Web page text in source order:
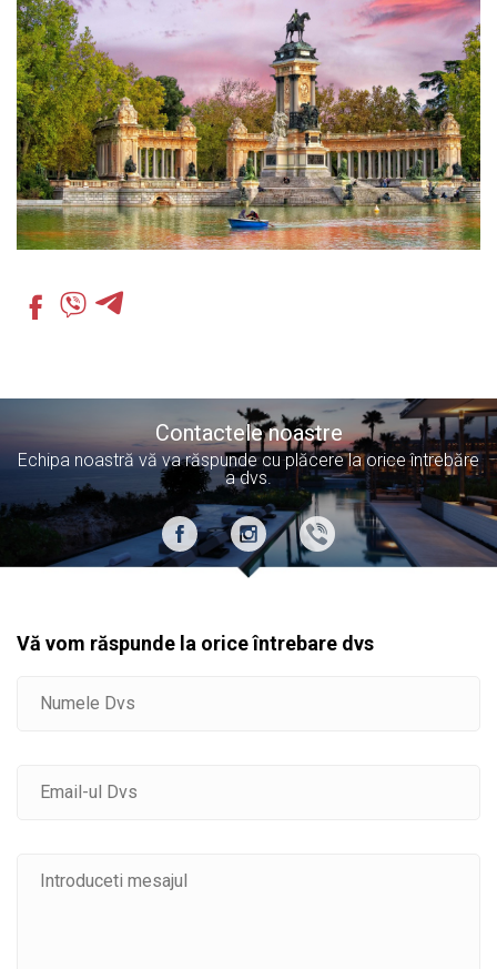
Contactele noastre
Echipa noastră vă va răspunde cu plăcere la orice întrebăre
a dvs.
Vă vom răspunde la orice întrebare dvs